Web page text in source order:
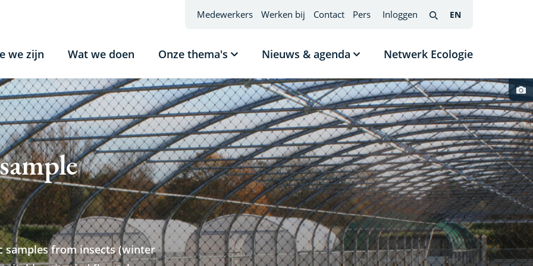
we zijn Wat we doen Onze thema's
Submenu
Onze
thema's
Nieuws & agenda
Submenu
Nieuws
&
agenda
Netwerk Ecologie
Medewerkers Werken bij Contact Pers Inloggen
Search
EN
samples from insects (winter
Foto